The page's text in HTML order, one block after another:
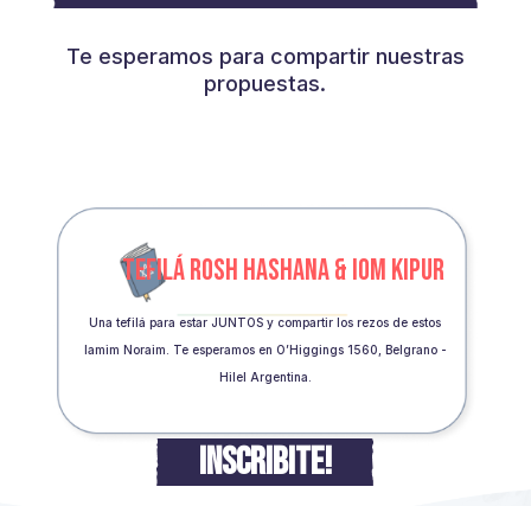
Te esperamos para compartir nuestras
propuestas.
TEFILÁ ROSH HASHANA & IOM KIPUR
Una tefilá para estar JUNTOS y compartir los rezos de estos
Iamim Noraim. Te esperamos en O’Higgings 1560, Belgrano -
Hilel Argentina.
INSCRIBITE!